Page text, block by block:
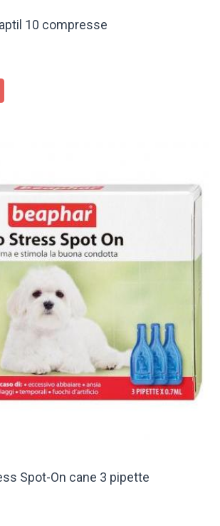
10 compresse
Spot-On cane 3 pipette